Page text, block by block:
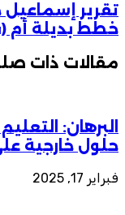
تقرير
خطط بديلة أم
مقالات ذات
البرهان:
حلول خارجية
فبراير 17, 2025